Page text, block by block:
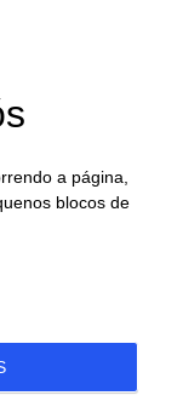
|Notas
Policy
PORTUGUESE
a página,
blocos de